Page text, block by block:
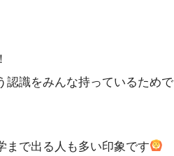
認識をみんな持っているためで
まで出る人も多い印象です